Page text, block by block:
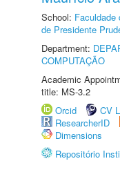
School: Faculdade
de Presidente
Department:
COMPUTAÇÃO
Academic
title: MS-3.2
Orcid
CV
ResearcherID
Dimensions
Repositório